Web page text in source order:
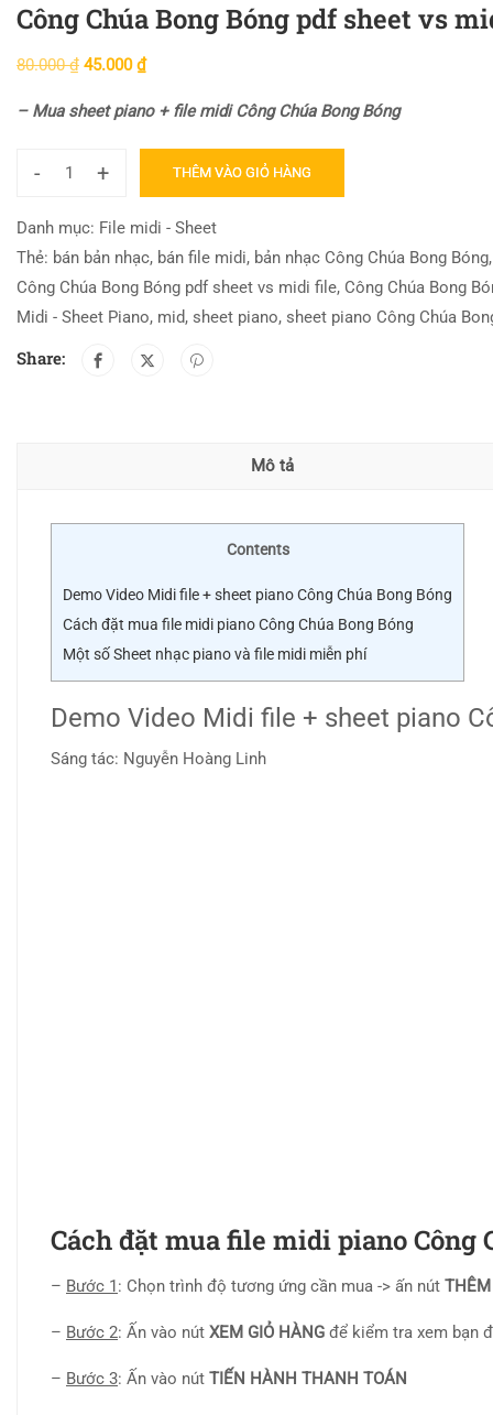
Công Chúa Bong Bóng pdf sheet vs
80.000₫ 45.000₫
– Mua sheet piano + file midi Công Chúa Bong Bóng
- + THÊM VÀO GIỎ HÀNG
Danh mục: File midi - Sheet
Thẻ: bán bản nhạc, bán file midi, bản nhạc Công Chúa Bong Bóng
Công Chúa Bong Bóng pdf sheet vs midi file, Công Chúa Bong
Midi - Sheet Piano, mid, sheet piano, sheet piano Công Chúa
Share:
Mô tả
Contents
Demo Video Midi file + sheet piano Công Chúa Bong Bóng
Cách đặt mua file midi piano Công Chúa Bong Bóng
Một số Sheet nhạc piano và file midi miễn phí
Demo Video Midi file + sheet piano
Sáng tác: Nguyễn Hoàng Linh
Cách đặt mua file midi piano Công
– Bước 1: Chọn trình độ tương ứng cần mua -> ấn nút
– Bước 2: Ấn vào nút XEM GIỎ HÀNG để kiểm tra xem bạn
– Bước 3: Ấn vào nút TIẾN HÀNH THANH TOÁN